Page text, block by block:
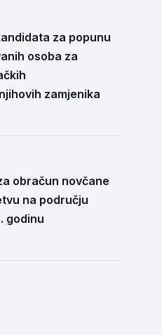
za popunu
osoba za
zamjenika
obračun novčane
na području
godinu